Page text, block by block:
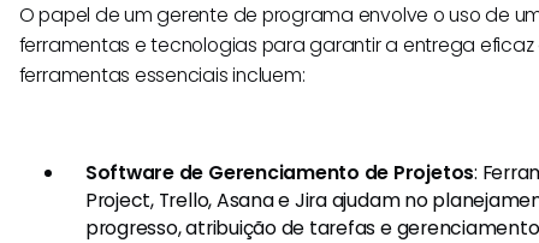
O papel de um gerente de programa envolve o uso de
ferramentas e tecnologias para garantir a entrega
ferramentas essenciais incluem:
Software de Gerenciamento de Projetos:
Project, Trello, Asana e Jira ajudam no
progresso, atribuição de tarefas e